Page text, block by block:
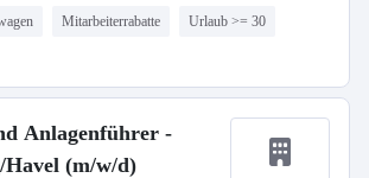
Mitarbeiterrabatte Urlaub >= 30
Anlagenführer -
(m/w/d)